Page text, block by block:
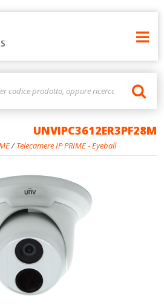
/Telecamere IP PRIME - Eyeball
UNVIPC3612ER3PF28M